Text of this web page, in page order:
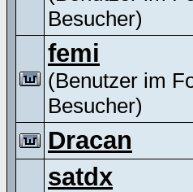
Besucher)
femi
(Benutzer im
Besucher)
Dracan
satdx